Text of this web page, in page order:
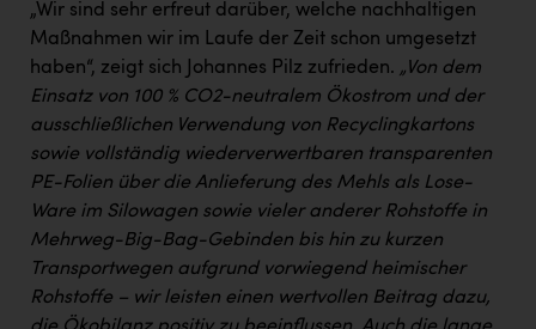
„Wir sind sehr erfreut darüber, welche nachhaltigen
Maßnahmen wir im Laufe der Zeit schon umgesetzt
haben“, zeigt sich Johannes Pilz zufrieden. „Von dem
Einsatz von 100 % CO2-neutralem Ökostrom und der
ausschließlichen Verwendung von Recyclingkartons
sowie vollständig wiederverwertbaren transparenten
PE-Folien über die Anlieferung des Mehls als Lose-
Ware im Silowagen sowie vieler anderer Rohstoffe in
Mehrweg-Big-Bag-Gebinden bis hin zu kurzen
Transportwegen aufgrund vorwiegend heimischer
Rohstoffe – wir leisten einen wertvollen Beitrag dazu,